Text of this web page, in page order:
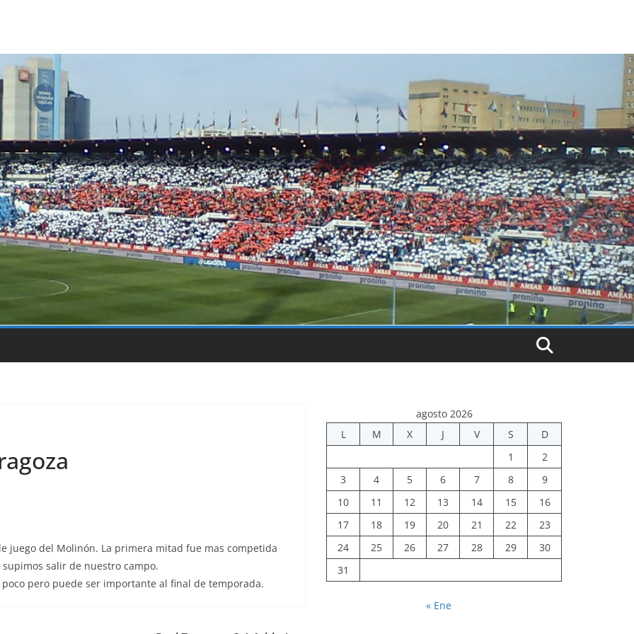
juego del Molinón. La primera mitad fue mas competida
salir de nuestro campo.
pero puede ser importante al final de temporada.
agosto 2026
L
M X J V S
D
1
2
3
4 5 6 7 8
9
10
11 12 13 14 15
16
17
18 19 20 21 22
23
24
25 26 27 28 29
30
31
« Ene